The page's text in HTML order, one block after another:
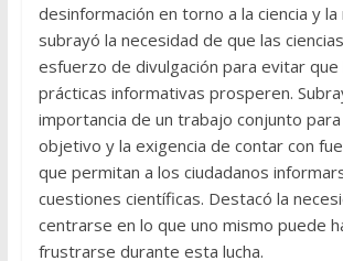
desinformación en torno a la ciencia y la
subrayó la necesidad de que las
esfuerzo de divulgación para evitar que
prácticas informativas prosperen.
importancia de un trabajo conjunto
objetivo y la exigencia de contar con
que permitan a los ciudadanos
cuestiones científicas. Destacó la
centrarse en lo que uno mismo puede
frustrarse durante esta lucha.